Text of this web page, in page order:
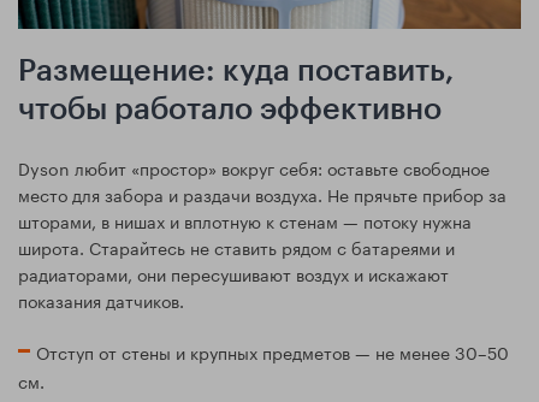
Размещение: куда поставить,
чтобы работало эффективно
Dyson любит «простор» вокруг себя: оставьте свободное
место для забора и раздачи воздуха. Не прячьте прибор за
шторами, в нишах и вплотную к стенам — потоку нужна
широта. Старайтесь не ставить рядом с батареями и
радиаторами, они пересушивают воздух и искажают
показания датчиков.
Отступ от стены и крупных предметов — не менее 30–50
см.